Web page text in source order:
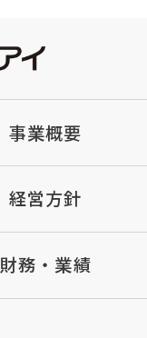
事業概要
経営方針
財務・業績